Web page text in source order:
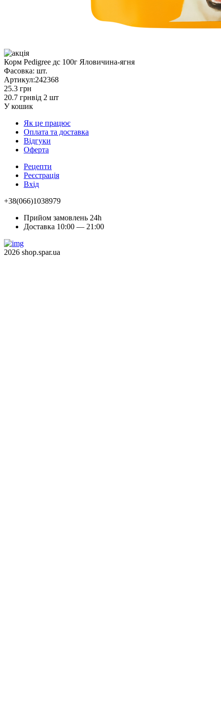
Корм Pedigree дс 100г Яловичина-ягня
Фасовка: шт.
Артикул:242368
25.3 грн
20.7 грнвід 2 шт
У кошик
Як це працює
Оплата та доставка
Відгуки
Оферта
Рецепти
Реєстрація
Вхід
+38(066)1038979
Прийом замовлень 24h
Доставка 10:00 — 21:00
2026 shop.spar.ua